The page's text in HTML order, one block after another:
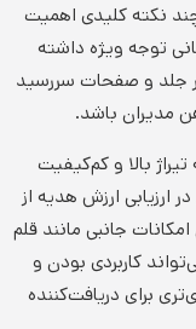
نکته کلیدی اهمیت
توجه ویژه داشته
جلد و صفحات سررسید
مدیران باشد.
بالا و کم‌کیفیت
ارزش هدیه از
جانبی مانند قلم
کاربردی بودن و
برای دریافت‌کننده